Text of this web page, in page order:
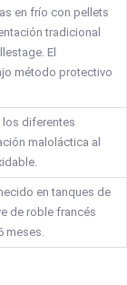
en frío con pellets
tradicional
El
método protectivo
los diferentes
maloláctica al
en tanques de
de roble francés
meses.